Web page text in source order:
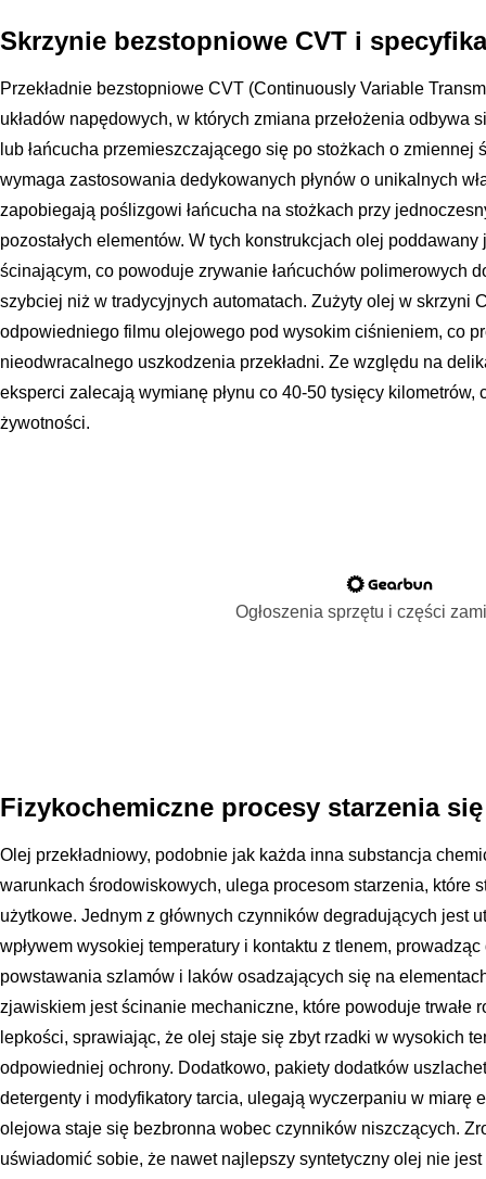
Skrzynie bezstopniowe CVT i
Przekładnie bezstopniowe CVT (Continuously Variable
układów napędowych, w których zmiana przełożenia odbywa
lub łańcucha przemieszczającego się po stożkach o
wymaga zastosowania dedykowanych płynów o unikalnych
zapobiegają poślizgowi łańcucha na stożkach przy
pozostałych elementów. W tych konstrukcjach olej
ścinającym, co powoduje zrywanie łańcuchów polimerowych
szybciej niż w tradycyjnych automatach. Zużyty olej w skrzyni
odpowiedniego filmu olejowego pod wysokim ciśnieniem, co
nieodwracalnego uszkodzenia przekładni. Ze względu na
eksperci zalecają wymianę płynu co 40-50 tysięcy
żywotności.
Ogłoszenia sprzętu i części
Fizykochemiczne procesy starzenia
Olej przekładniowy, podobnie jak każda inna substancja
warunkach środowiskowych, ulega procesom starzenia, które
użytkowe. Jednym z głównych czynników degradujących jest
wpływem wysokiej temperatury i kontaktu z tlenem,
powstawania szlamów i laków osadzających się na
zjawiskiem jest ścinanie mechaniczne, które powoduje trwałe
lepkości, sprawiając, że olej staje się zbyt rzadki w wysokich
odpowiedniej ochrony. Dodatkowo, pakiety dodatków
detergenty i modyfikatory tarcia, ulegają wyczerpaniu w miarę
olejowa staje się bezbronna wobec czynników niszczących.
uświadomić sobie, że nawet najlepszy syntetyczny olej nie